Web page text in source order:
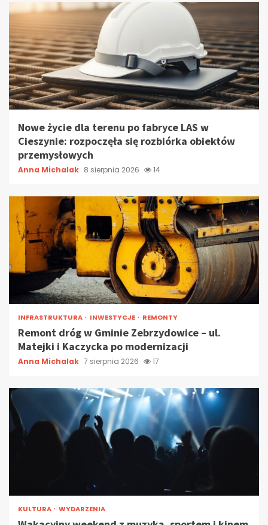
Nowe życie dla terenu po fabryce LAS w
Cieszynie: rozpoczęła się rozbiórka obiektów
przemysłowych
Anna Michalak 8 sierpnia 2026 14
INFRASTRUKTURA INWESTYCJE REMONTY
Remont dróg w Gminie Zebrzydowice – ul.
Matejki i Kaczycka po modernizacji
Anna Michalak 7 sierpnia 2026 17
KULTURA WYDARZENIA